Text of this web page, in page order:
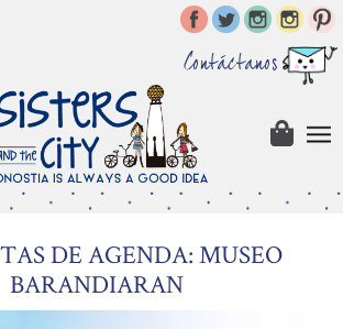
Contáctanos
DE AGENDA: MUSEO
BARANDIARAN